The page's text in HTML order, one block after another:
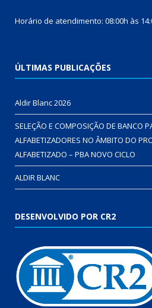
Horário de atendimento: 08:00h às
ÚLTIMAS PUBLICAÇÕES
Aldir Blanc 2026
SELEÇÃO E COMPOSIÇÃO DE BANCO
ALFABETIZADORES NO ÂMBITO DO
ALFABETIZADO – PBA NOVO CICLO
ALDIR BLANC
DESENVOLVIDO POR CR2